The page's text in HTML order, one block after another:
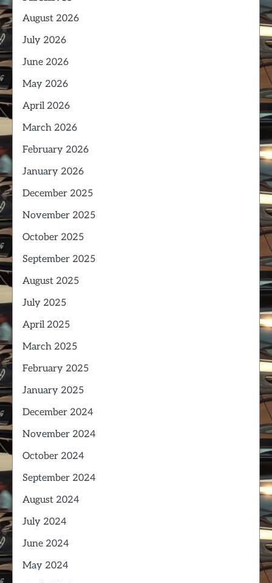
August 2026
July 2026
June 2026
May 2026
April 2026
March 2026
February 2026
January 2026
December 2025
November 2025
October 2025
September 2025
August 2025
July 2025
April 2025
March 2025
February 2025
January 2025
December 2024
November 2024
October 2024
September 2024
August 2024
July 2024
June 2024
May 2024